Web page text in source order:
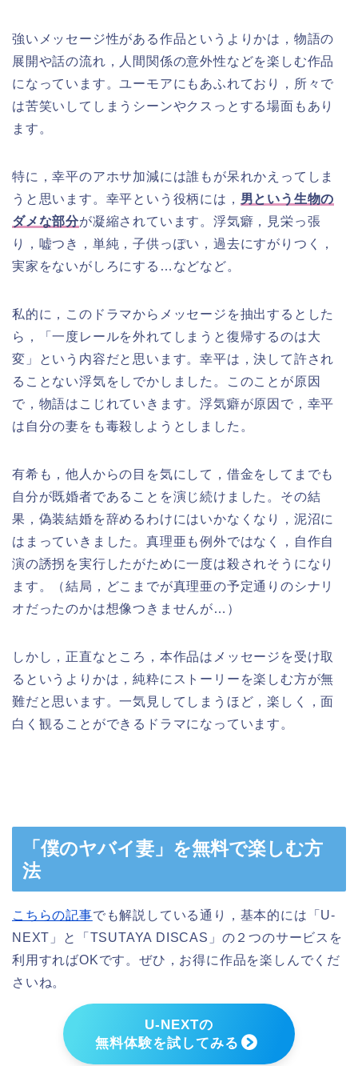
強いメッセージ性がある作品というよりかは，物語の
展開や話の流れ，人間関係の意外性などを楽しむ作品
になっています。ユーモアにもあふれており，所々で
は苦笑いしてしまうシーンやクスっとする場面もあり
ます。
特に，幸平のアホサ加減には誰もが呆れかえってしま
うと思います。幸平という役柄には， 男という生物の
ダメな部分が凝縮されています。浮気癖，見栄っ張
り，嘘つき，単純，子供っぽい，過去にすがりつく，
実家をないがしろにする…などなど。
私的に，このドラマからメッセージを抽出するとした
ら，「一度レールを外れてしまうと復帰するのは大
変」という内容だと思います。幸平は，決して許され
ることない浮気をしでかしました。このことが原因
で，物語はこじれていきます。浮気癖が原因で，幸平
は自分の妻をも毒殺しようとしました。
有希も，他人からの目を気にして，借金をしてまでも
自分が既婚者であることを演じ続けました。その結
果，偽装結婚を辞めるわけにはいかなくなり，泥沼に
はまっていきました。真理亜も例外ではなく，自作自
演の誘拐を実行したがために一度は殺されそうになり
ます。（結局，どこまでが真理亜の予定通りのシナリ
オだったのかは想像つきませんが…）
しかし，正直なところ，本作品はメッセージを受け取
るというよりかは，純粋にストーリーを楽しむ方が無
難だと思います。一気見してしまうほど，楽しく，面
白く観ることができるドラマになっています。
「僕のヤバイ妻」を無料で楽しむ方
法
こちらの記事でも解説している通り，基本的には「U-
NEXT」と「TSUTAYA DISCAS」の２つのサービスを
利用すればOKです。ぜひ，お得に作品を楽しんでくだ
さいね。
U-NEXTの
無料体験を試してみる